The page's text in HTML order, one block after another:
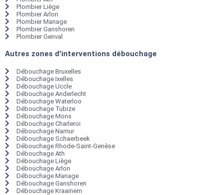
Plombier Liège
Plombier Arlon
Plombier Manage
Plombier Ganshoren
Plombier Genval
Autres zones d'interventions débouchage
Débouchage Bruxelles
Débouchage Ixelles
Débouchage Uccle
Débouchage Anderlecht
Débouchage Waterloo
Débouchage Tubize
Débouchage Mons
Débouchage Charleroi
Débouchage Namur
Débouchage Schaerbeek
Débouchage Rhode-Saint-Genèse
Débouchage Ath
Débouchage Liège
Débouchage Arlon
Débouchage Manage
Débouchage Ganshoren
Débouchage Kraainem